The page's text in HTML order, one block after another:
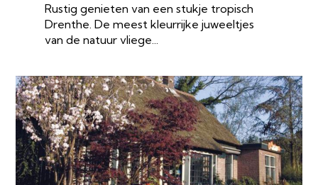
Rustig genieten van een stukje tropisch
Drenthe. De meest kleurrijke juweeltjes
van de natuur vliege...